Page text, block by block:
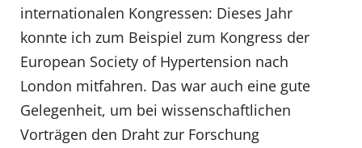
internationalen Kongressen: Dieses Jahr
konnte ich zum Beispiel zum Kongress der
European Society of Hypertension nach
London mitfahren. Das war auch eine gute
Gelegenheit, um bei wissenschaftlichen
Vorträgen den Draht zur Forschung